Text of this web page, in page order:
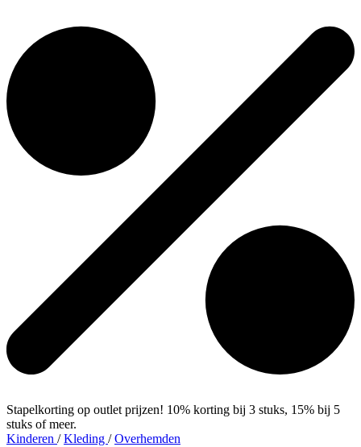
Stapelkorting op outlet prijzen! 10% korting bij 3 stuks, 15% bij 5
stuks of meer.
Kinderen / Kleding / Overhemden